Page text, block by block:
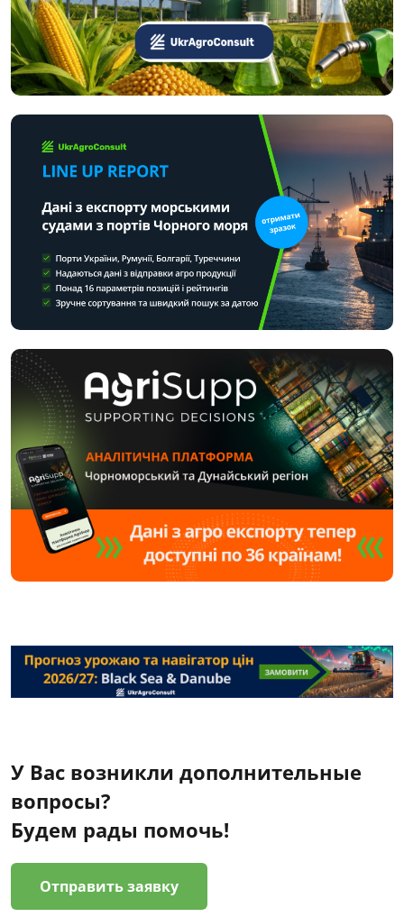
У Вас возникли дополнительные
вопросы?
Будем рады помочь!
Отправить заявку